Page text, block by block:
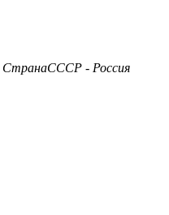
СтранаСССР - Россия